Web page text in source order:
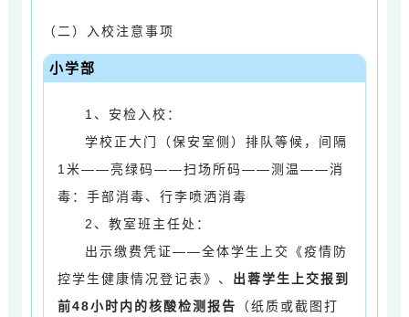
（二）入校注意事项
小学部
1、安检入校：
学校正大门（保安室侧） 排队等候，间隔
1米——亮绿码——扫场所码——测温——消
毒： 手部消毒、行李喷洒消毒
2、 教室班主任处：
出示缴费凭证——全体学生上交《疫情防
控学生健康情况登记表》、 出蓉学生上交报到
前48小时内的核酸检测报告
（纸质或截图打